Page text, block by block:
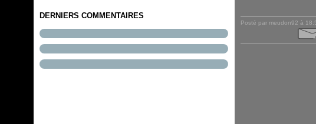
DERNIERS COMMENTAIRES
Posté par meudon92 à